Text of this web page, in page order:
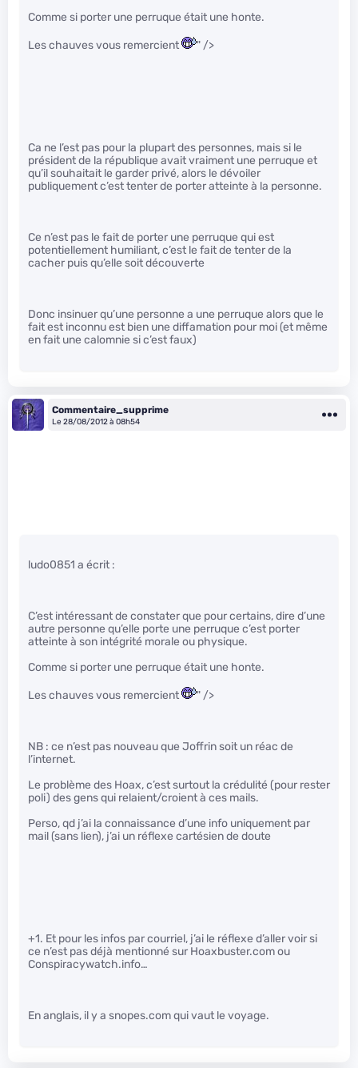
Comme si porter une perruque était une honte.
Les chauves vous remercient " />
Ca ne l’est pas pour la plupart des personnes, mais si le
président de la république avait vraiment une perruque et
qu’il souhaitait le garder privé, alors le dévoiler
publiquement c’est tenter de porter atteinte à la personne.
Ce n’est pas le fait de porter une perruque qui est
potentiellement humiliant, c’est le fait de tenter de la
cacher puis qu’elle soit découverte
Donc insinuer qu’une personne a une perruque alors que le
fait est inconnu est bien une diffamation pour moi (et même
en fait une calomnie si c’est faux)
Commentaire_supprime
Le 28/08/2012 à 08h54
ludo0851 a écrit :
C’est intéressant de constater que pour certains, dire d’une
autre personne qu’elle porte une perruque c’est porter
atteinte à son intégrité morale ou physique.
Comme si porter une perruque était une honte.
Les chauves vous remercient " />
NB : ce n’est pas nouveau que Joffrin soit un réac de
l’internet.
Le problème des Hoax, c’est surtout la crédulité (pour rester
poli) des gens qui relaient/croient à ces mails.
Perso, qd j’ai la connaissance d’une info uniquement par
mail (sans lien), j’ai un réflexe cartésien de doute
+1. Et pour les infos par courriel, j’ai le réflexe d’aller voir si
ce n’est pas déjà mentionné sur Hoaxbuster.com ou
Conspiracywatch.info…
En anglais, il y a snopes.com qui vaut le voyage.